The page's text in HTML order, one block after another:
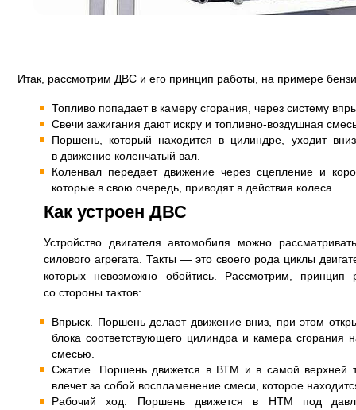
Итак, рассмотрим ДВС и его принцип работы, на примере
Топливо попадает в камеру сгорания, через систему
Свечи зажигания дают искру и топливно-воздушная
Поршень, который находится в цилиндре, уходит
в движение коленчатый вал.
Коленвал передает движение через сцепление и
которые в свою очередь, приводят в действия колеса.
Как устроен ДВС
Устройство двигателя автомобиля можно
силового агрегата. Такты — это своего рода циклы
которых невозможно обойтись. Рассмотрим, принцип
со стороны тактов:
Впрыск. Поршень делает движение вниз, при этом
блока соответствующего цилиндра и камера сгорания
смесью.
Сжатие. Поршень движется в ВТМ и в самой верхней
влечет за собой воспламенение смеси, которое
Рабочий ход. Поршень движется в НТМ под